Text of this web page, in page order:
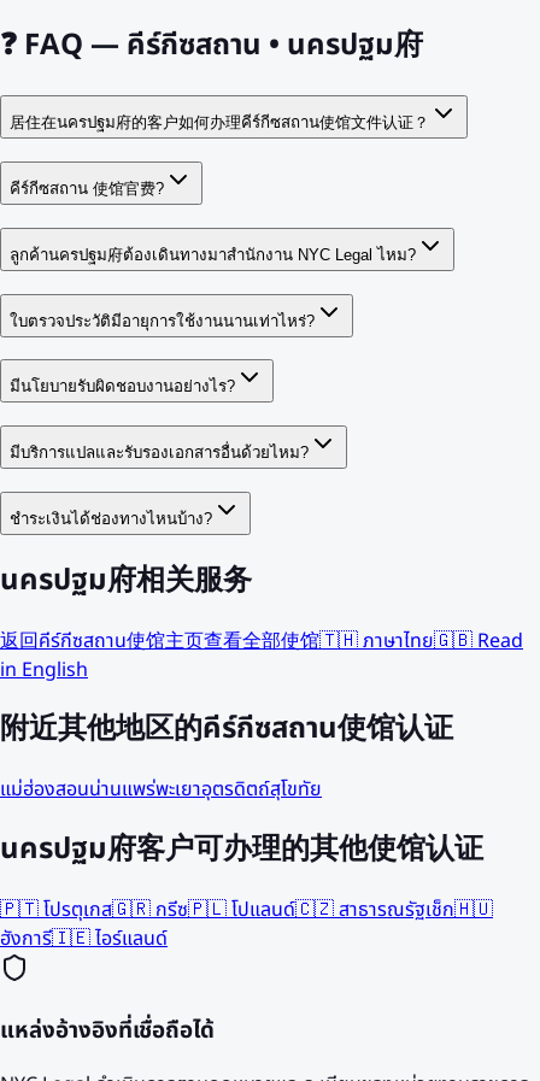
❓ FAQ — คีร์กีซสถาน • นครปฐม府
居住在นครปฐม府的客户如何办理คีร์กีซสถาน使馆文件认证？
คีร์กีซสถาน 使馆官费?
ลูกค้านครปฐม府ต้องเดินทางมาสำนักงาน NYC Legal ไหม?
ใบตรวจประวัติมีอายุการใช้งานนานเท่าไหร่?
มีนโยบายรับผิดชอบงานอย่างไร?
มีบริการแปลและรับรองเอกสารอื่นด้วยไหม?
ชำระเงินได้ช่องทางไหนบ้าง?
นครปฐม府相关服务
返回คีร์กีซสถาน使馆主页查看全部使馆🇹🇭 ภาษาไทย🇬🇧 Read
in English
附近其他地区的คีร์กีซสถาน使馆认证
แม่ฮ่องสอนน่านแพร่พะเยาอุตรดิตถ์สุโขทัย
นครปฐม府客户可办理的其他使馆认证
🇵🇹โปรตุเกส🇬🇷กรีซ🇵🇱โปแลนด์🇨🇿สาธารณรัฐเช็ก🇭🇺
ฮังการี🇮🇪ไอร์แลนด์
แหล่งอ้างอิงที่เชื่อถือได้